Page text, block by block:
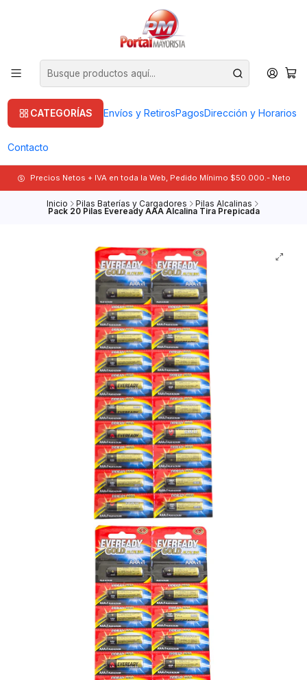
CATEGORÍAS Envíos y RetirosPagosDirección y Horarios
Contacto
Precios Netos + IVA en toda la Web, Pedido Mínimo $50.000.- Neto
Inicio Pilas Baterías y Cargadores Pilas Alcalinas
Pack 20 Pilas Eveready AAA Alcalina Tira Prepicada